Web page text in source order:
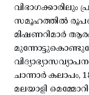
വിഭാഗക്കാരിലും
സമൂഹത്തിൽ
മിഷണറിമാർ
ചാന്നാർ കലാപം,
മലയാളി